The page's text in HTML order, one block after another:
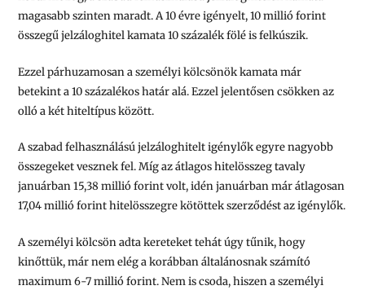
magasabb szinten maradt. A 10 évre igényelt, 10 millió forint
összegű jelzáloghitel kamata 10 százalék fölé is felkúszik.
Ezzel párhuzamosan a személyi kölcsönök kamata már
betekint a 10 százalékos határ alá. Ezzel jelentősen csökken az
olló a két hiteltípus között.
A szabad felhasználású jelzáloghitelt igénylők egyre nagyobb
összegeket vesznek fel. Míg az átlagos hitelösszeg tavaly
januárban 15,38 millió forint volt, idén januárban már átlagosan
17,04 millió forint hitelösszegre kötöttek szerződést az igénylők.
A személyi kölcsön adta kereteket tehát úgy tűnik, hogy
kinőttük, már nem elég a korábban általánosnak számító
maximum 6-7 millió forint. Nem is csoda, hiszen a személyi